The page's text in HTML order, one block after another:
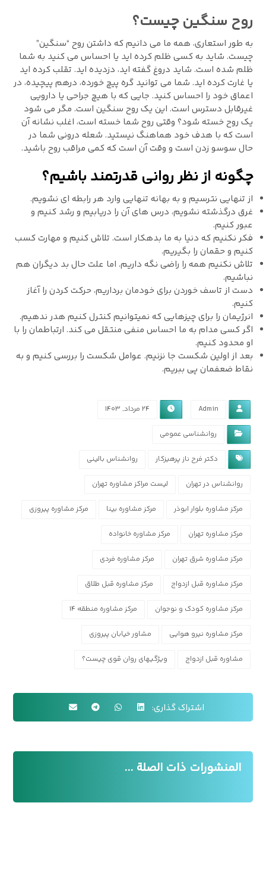
روح سنگین چیست؟
به طور استعاری، همه ما می دانیم که داشتن روح “سنگین”
چیست. شاید به کسی ظلم کرده اید یا احساس می کنید به شما
ظلم شده است. شاید دروغ گفته اید، دزدیده اید. تقلب کرده اید
یا غارت کرده اید. شما می توانید گره پیچ خورده، درهم پیچیده، در
اعماق خود را احساس کنید. جایی که با هیچ جراحی یا دارویی
غیرقابل دسترس است. این یک روح سنگین است. مگر می شود
یک روح خسته شود؟ وقتی روح شما خسته است، اغلب نشانه آن
است که با هدف خود هماهنگ نیستید. شعله درونی شما در
حال سوسو زدن است و وقت آن است که کمی مراقب روح باشید.
چگونه از نظر روانی قدرتمند باشیم؟
از تنهایی نترسیم و به بهانه تنهایی وارد هر رابطه ای نشویم.
غرق درگذشته نشویم، درس های آن را دریابیم و رشد کنیم و
عبور کنیم.
فکر نکنیم که دنیا به ما بدهکار است. تلاش کنیم و مهارت کسب
کنیم و حقمان را بگیریم.
تلاش نکنیم همه را راضی نگه داریم. اما علت حال بد دیگران هم
نباشیم.
دست از تاسف خوردن برای خودمان برداریم، حرکت کردن را آغاز
کنیم.
انرژیمان را برای چیزهایی که نمیتوانیم کنترل کنیم هدر ندهیم.
اگر کسی مدام به ما احساس منفی منتقل می کند. ارتباطمان را با
او محدود کنیم.
بعد از اولین شکست جا نزنیم. عوامل شکست را بررسی کنیم و به
نقاط ضعفمان پی ببریم.
Admin ۲۴ مرداد, ۱۴۰۳
روانشناسی عمومی
دکتر فرح ناز پرهیزکار روانشناس بالینی
روانشناس در تهران لیست مراکز مشاوره تهران
مرکز مشاوره بلوار ابوذر مرکز مشاوره بینا مرکز مشاوره پیروزی
مرکز مشاوره تهران مرکز مشاوره خانواده
مرکز مشاوره شرق تهران مرکز مشاوره فردی
مرکز مشاوره قبل ازدواج مرکز مشاوره قبل طلاق
مرکز مشاوره کودک و نوجوان مرکز مشاوره منطقه ۱۴
مرکز مشاوره نیرو هوایی مشاور خیابان پیروزی
مشاوره قبل ازدواج ویژگیهای روان قوی چیست؟
المنشورات ذات الصلة ...